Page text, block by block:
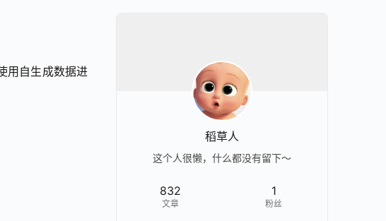
用自生成数据进
稻草人
这个人很懒，什么都没有留下～
832
文章
1
粉丝